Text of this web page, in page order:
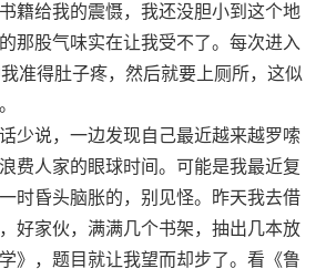
给我的震慑，我还没胆小到这个地
那股气味实在让我受不了。每次进入
准得肚子疼，然后就要上厕所，这似
说，一边发现自己最近越来越罗嗦
费人家的眼球时间。可能是我最近复
时昏头脑胀的，别见怪。昨天我去借
好家伙，满满几个书架，抽出几本放
》，题目就让我望而却步了。看《鲁